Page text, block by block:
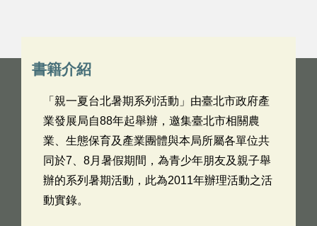
書籍介紹
「親一夏台北暑期系列活動」由臺北市政府產
業發展局自88年起舉辦，邀集臺北市相關農
業、生態保育及產業團體與本局所屬各單位共
同於7、8月暑假期間，為青少年朋友及親子舉
辦的系列暑期活動，此為2011年辦理活動之活
動實錄。